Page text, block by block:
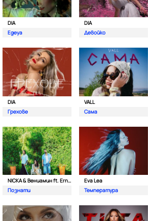
DIA
Egeya
DIA
Девойко
DIA
Грехове
VALL
Сама
NICKA & Вениамин ft. Ernesto Valenzuela
Познати
Eva Lea
Температура